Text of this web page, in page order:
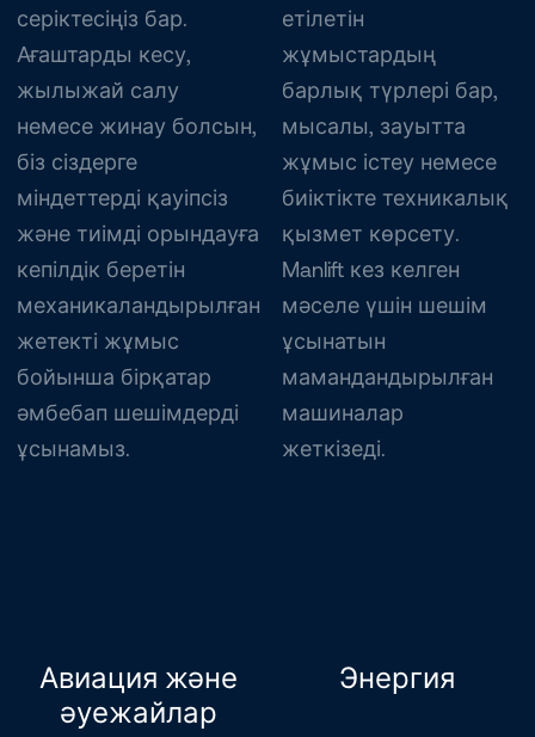
серіктесіңіз бар.
Ағаштарды кесу,
жылыжай салу
немесе жинау болсын,
біз сіздерге
міндеттерді қауіпсіз
және тиімді орындауға
кепілдік беретін
механикаландырылған
жетекті жұмыс
бойынша бірқатар
әмбебап шешімдерді
ұсынамыз.
етілетін
жұмыстардың
барлық түрлері бар,
мысалы, зауытта
жұмыс істеу немесе
биіктікте техникалық
қызмет көрсету.
Manlift кез келген
мәселе үшін шешім
ұсынатын
мамандандырылған
машиналар
жеткізеді.
Авиация және
әуежайлар
Энергия